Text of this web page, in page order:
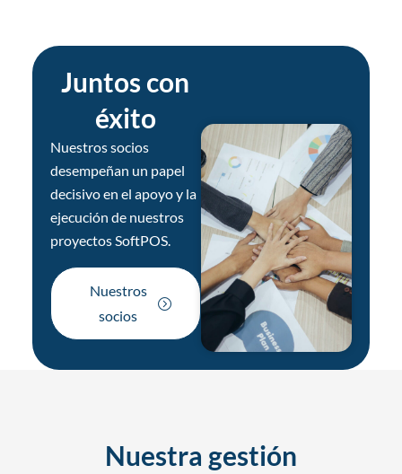
Juntos con
éxito
Nuestros socios
desempeñan un papel
decisivo en el apoyo y la
ejecución de nuestros
proyectos SoftPOS.
Nuestros
socios
Nuestra gestión